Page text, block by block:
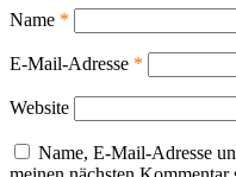
Name *
E-Mail-Adresse *
Website
Name, E-Mail-Adresse